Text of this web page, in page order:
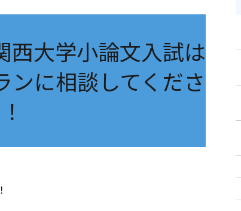
西大学小論文入試は
ンに相談してくださ